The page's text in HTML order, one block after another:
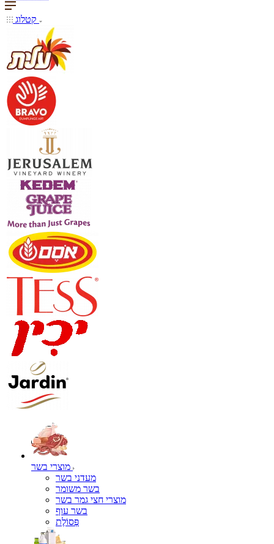
מעדני בשר
בשר משומר
מוצרי חצי גמר בשר
בשר עוף
פְּסוֹלֶת